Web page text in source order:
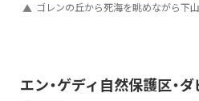
ゴレンの丘から死海を眺めながら下山
エン・ゲディ自然保護区・